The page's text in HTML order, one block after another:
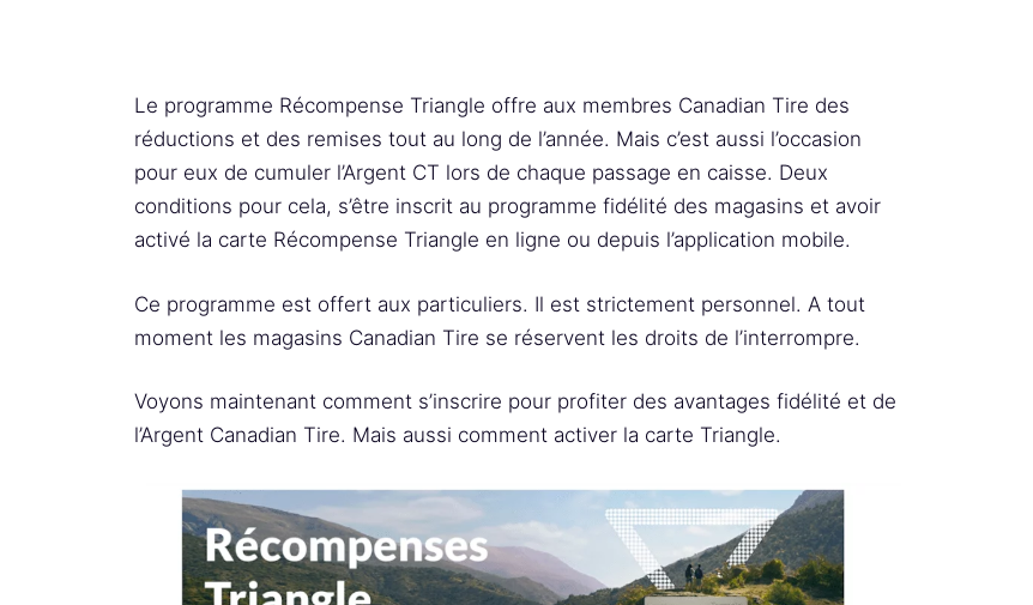
Le programme Récompense Triangle offre aux membres Canadian Tire des
réductions et des remises tout au long de l’année. Mais c’est aussi l’occasion
pour eux de cumuler l’Argent CT lors de chaque passage en caisse. Deux
conditions pour cela, s’être inscrit au programme fidélité des magasins et avoir
activé la carte Récompense Triangle en ligne ou depuis l’application mobile.
Ce programme est offert aux particuliers. Il est strictement personnel. A tout
moment les magasins Canadian Tire se réservent les droits de l’interrompre.
Voyons maintenant comment s’inscrire pour profiter des avantages fidélité et de
l’Argent Canadian Tire. Mais aussi comment activer la carte Triangle.